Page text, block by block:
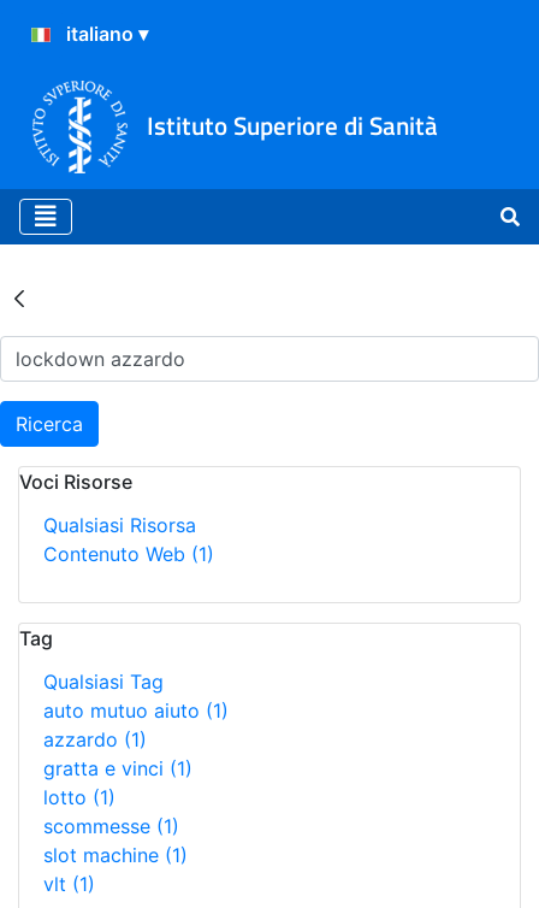
Istituto Superiore di Sanità
Risultati della Ricerca -
Ricerca
Voci Risorse
Qualsiasi Risorsa
Contenuto Web (1)
Tag
Qualsiasi Tag
auto mutuo aiuto (1)
azzardo (1)
gratta e vinci (1)
lotto (1)
scommesse (1)
slot machine (1)
vlt (1)